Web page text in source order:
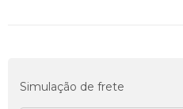
Simulação de frete